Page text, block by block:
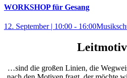
WORKSHOP für Gesang
12. September | 10:00 - 16:00
…sind die großen Linien, die